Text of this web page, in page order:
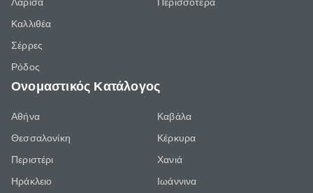
Καλλιθέα
Σέρρες
Ρόδος
Ονομαστικός Κατάλογος
Αθήνα
Θεσσαλονίκη
Περιστέρι
Ηράκλειο
Καβάλα
Κέρκυρα
Χανιά
Ιωάννινα